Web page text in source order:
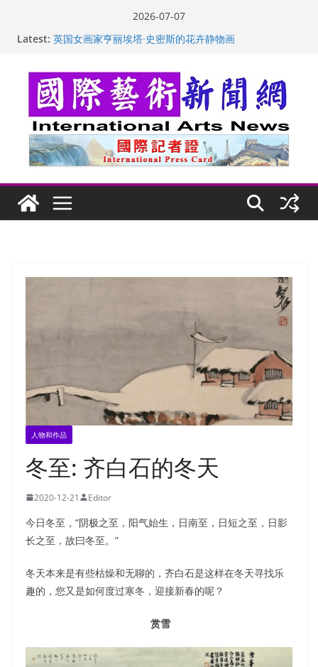
2026-07-07
Latest: “梵心”归处：一场展览 连着攀枝花的千里乡愁
美国人
玛丽安娜·卡拉切娃的绘画：幽默和难以言喻的快乐
苏方 ：“字”得其乐
人物和作品
冬至: 齐白石的冬天
2020-12-21 Editor
今日冬至，“阴极之至，阳气始生，日南至，日短之至，日影
长之至，故曰冬至。”
冬天本来是有些枯燥和无聊的，齐白石是这样在冬天寻找乐
趣的，您又是如何度过寒冬，迎接新春的呢？
赏雪